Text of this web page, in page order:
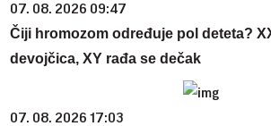
07. 08. 2026 09:47
Čiji hromozom određuje pol deteta?
devojčica, XY rađa se dečak
07. 08. 2026 17:03